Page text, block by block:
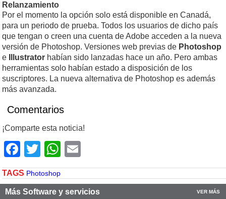
Relanzamiento
Por el momento la opción solo está disponible en Canadá,
para un periodo de prueba. Todos los usuarios de dicho país
que tengan o creen una cuenta de Adobe acceden a la nueva
versión de Photoshop. Versiones web previas de Photoshop
e
Illustrator habían sido lanzadas hace un año. Pero ambas
herramientas solo habían estado a disposición de los
suscriptores. La nueva alternativa de Photoshop es además
más avanzada.
Comentarios
¡Comparte esta noticia!
Facebook
TwitterWhatsApp
TAGS Photoshop
Más Software y servicios VER MÁS